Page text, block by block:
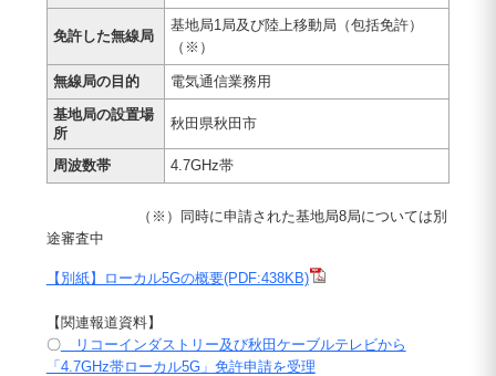
免許した無線局
基地局1局及び陸上移動局（包括免許）
（※）
無線局の目的
電気通信業務用
基地局の設置場
所
秋田県秋田市
周波数帯 4.7GHz帯
（※）同時に申請された基地局8局については別
途審査中
【別紙】ローカル5Gの概要(PDF:438KB)
【関連報道資料】
〇リコーインダストリー及び秋田ケーブルテレビから
「4.7GHz帯ローカル5G」免許申請を受理